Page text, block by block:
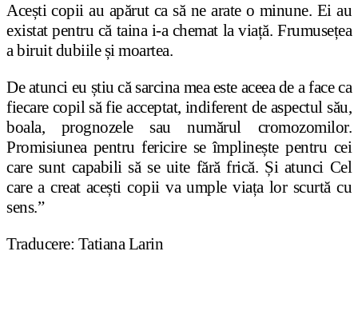
Acești copii au apărut ca să ne arate o minune. Ei au
existat pentru că taina i-a chemat la viață. Frumusețea
a biruit dubiileși moartea.
De atunci eu știu că sarcina mea este aceea de a face ca
fiecare copil să fie acceptat, indiferent de aspectul său,
boala, prognozele sau numărul cromozomilor.
Promisiunea pentru fericire se împlinește pentru cei
care sunt capabili să se uite fără frică. Și atunci Cel
care a creat acești copii va umple viața lor scurtă cu
sens.”
Traducere: Tatiana Larin